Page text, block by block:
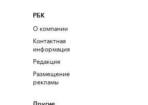
РБК
О компании
Контактная
информация
Редакция
Размещение
рекламы